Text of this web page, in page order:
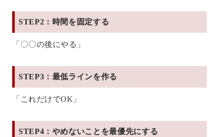
STEP2：時間を固定する
「〇〇の後にやる」
STEP3：最低ラインを作る
「これだけでOK」
STEP4：やめないことを最優先にする